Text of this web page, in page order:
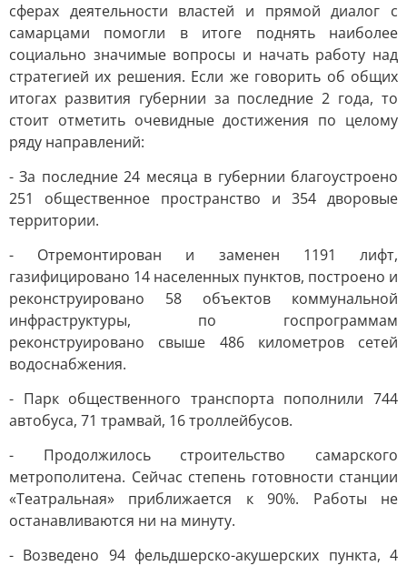
сферах деятельности властей и прямой диалог с
самарцами помогли в итоге поднять наиболее
социально значимые вопросы и начать работу над
стратегией их решения. Если же говорить об общих
итогах развития губернии за последние 2 года, то
стоит отметить очевидные достижения по целому
ряду направлений:
- За последние 24 месяца в губернии благоустроено
251 общественное пространство и 354 дворовые
территории.
- Отремонтирован и заменен 1191 лифт,
газифицировано 14 населенных пунктов, построено и
реконструировано 58 объектов коммунальной
инфраструктуры, по госпрограммам
реконструировано свыше 486 километров сетей
водоснабжения.
- Парк общественного транспорта пополнили 744
автобуса, 71 трамвай, 16 троллейбусов.
- Продолжилось строительство самарского
метрополитена. Сейчас степень готовности станции
«Театральная» приближается к 90%. Работы не
останавливаются ни на минуту.
- Возведено 94 фельдшерско-акушерских пункта, 4